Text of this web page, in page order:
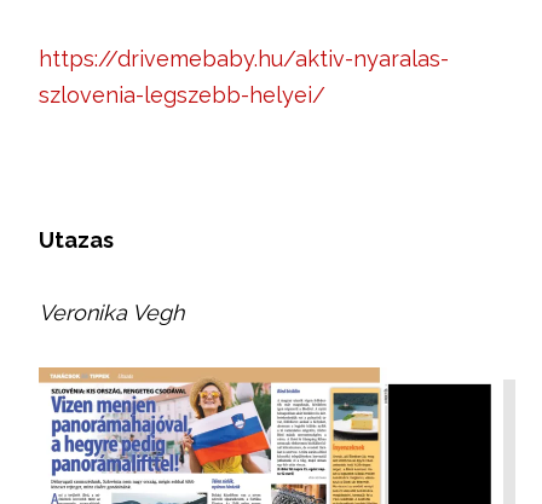
https://drivemebaby.hu/aktiv-nyaralas-
szlovenia-legszebb-helyei/
Utazas
Veronika Vegh